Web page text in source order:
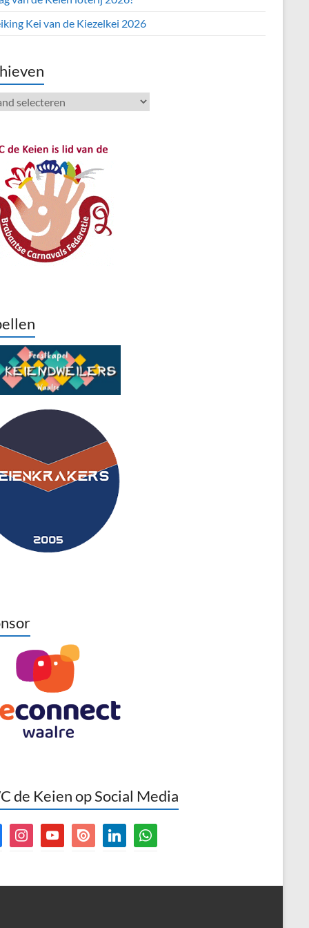
Kei van de Kiezelkei 2026
de Keien op Social Media
instagramyoutubeissuu linkedinwhatsapp